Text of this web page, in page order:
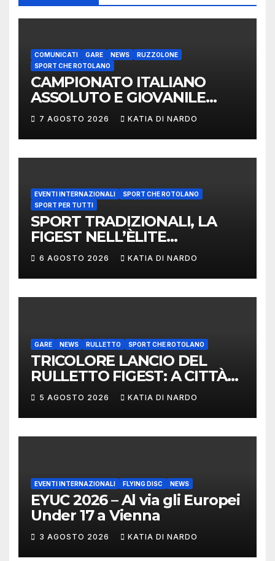
COMUNICATI GARE NEWS
RUZZOLONE
SPORT CHE ROTOLANO
CAMPIONATO ITALIANO
ASSOLUTO E GIOVANILE
LANCIO DEL RUZZOLONE
7 AGOSTO 2026 KATIA DI NARDO
EVENTI INTERNAZIONALI
SPORT CHE ROTOLANO
SPORT PER TUTTI
SPORT TRADIZIONALI, LA
FIGEST NELL’ÈLITE
MONDIALE: LA
DELEGAZIONE ITALIANA
PROTAGONISTA AL
CONVEGNO TAFISA A
6 AGOSTO 2026 KATIA DI NARDO
GARE NEWS RULLETTO SPORT CHE ROTOLANO
TRICOLORE LANCIO DEL
RULLETTO FIGEST: A CITTÀ
DI CASTELLO VINCONO
MARCHIGIANI ED UMBRI
5 AGOSTO 2026 KATIA DI NARDO
EVENTI INTERNAZIONALI FLYING DISC NEWS
EYUC 2026 – Al via gli Europei
Under 17 a Vienna
3 AGOSTO 2026 KATIA DI NARDO